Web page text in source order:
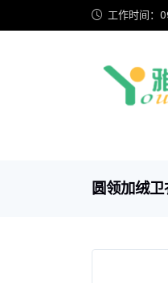
工作时间：
圆领加绒